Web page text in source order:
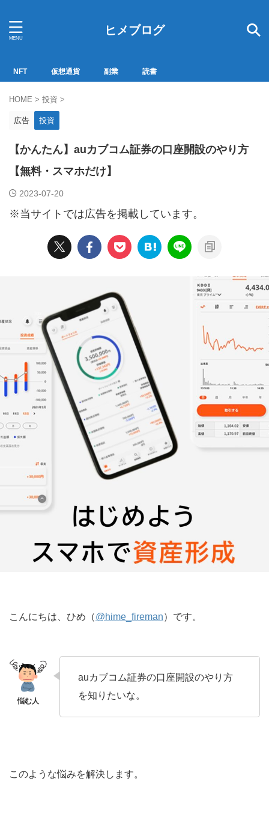
ヒメブログ
NFT 仮想通貨 副業 読書
HOME > 投資 >
広告 投資
【かんたん】auカブコム証券の口座開設のやり方
【無料・スマホだけ】
2023-07-20
※当サイトでは広告を掲載しています。
こんにちは、ひめ（@hime_fireman）です。
auカブコム証券の口座開設のやり方
を知りたいな。
このような悩みを解決します。